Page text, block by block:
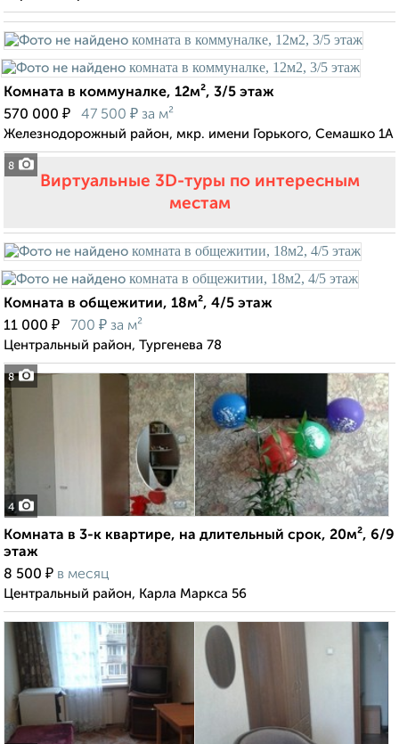
8
Комната в коммуналке, 12м², 3/5 этаж
570 000 ₽ 47 500 ₽ за м²
Железнодорожный район, мкр. имени Горького, Семашко 1А
Виртуальные 3D-туры по интересным
местам
8
Комната в общежитии, 18м², 4/5 этаж
11 000 ₽ 700 ₽ за м²
Центральный район, Тургенева 78
4
Комната в 3-к квартире, на длительный срок, 20м², 6/9
этаж
8 500 ₽ в месяц
Центральный район, Карла Маркса 56